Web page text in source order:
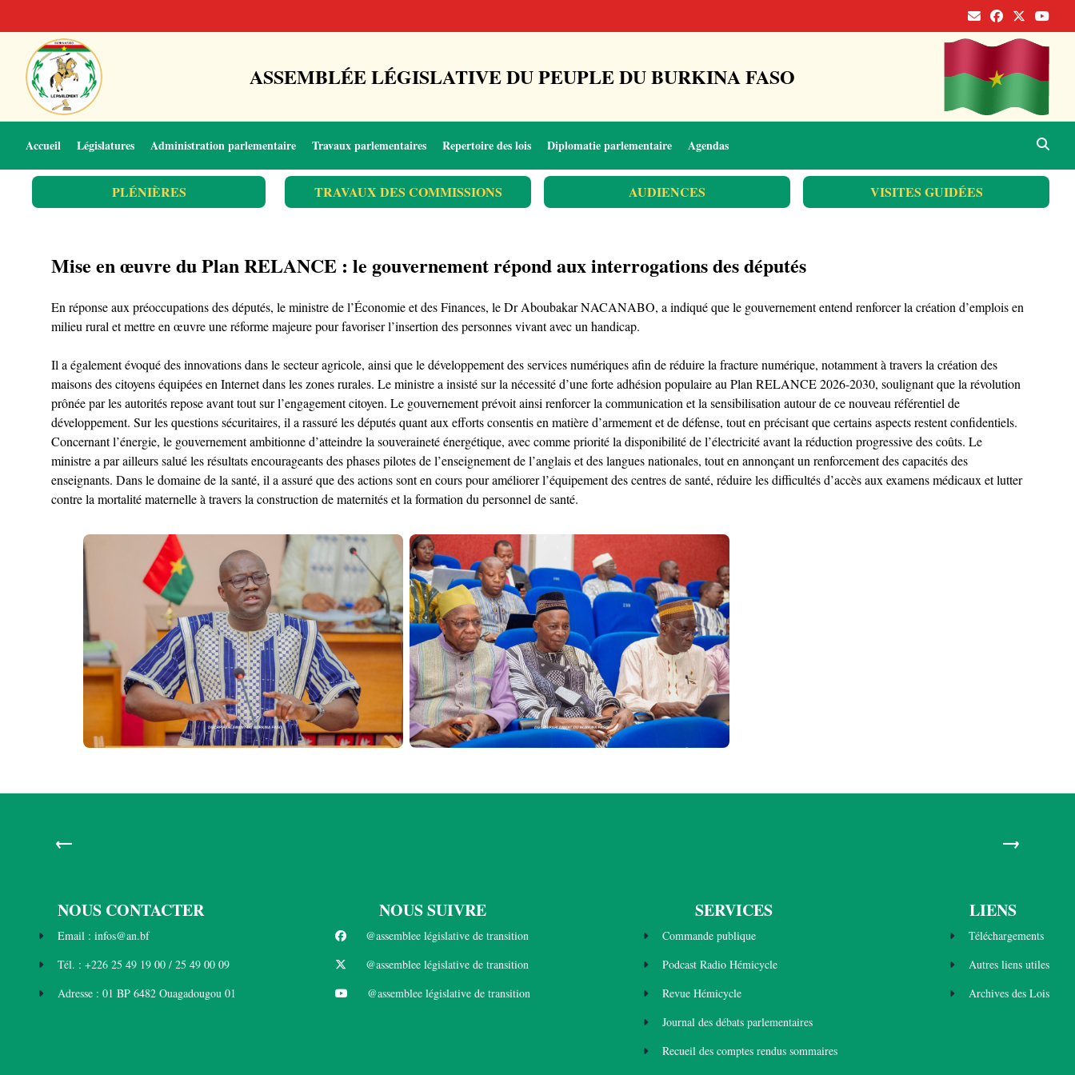
ASSEMBLÉE LÉGISLATIVE DU PEUPLE DU BURKINA FASO
Accueil Législatures Administration parlementaire Travaux parlementaires Repertoire des lois Diplomatie parlementaire Agendas
PLÉNIÈRES TRAVAUX DES COMMISSIONS AUDIENCES VISITES GUIDÉES
Mise en œuvre du Plan RELANCE : le gouvernement répond aux interrogations des députés
En réponse aux préoccupations des députés, le ministre de l’Économie et des Finances, le Dr Aboubakar NACANABO, a indiqué que le gouvernement entend renforcer la création d’emplois en
milieu rural et mettre en œuvre une réforme majeure pour favoriser l’insertion des personnes vivant avec un handicap.
Il a également évoqué des innovations dans le secteur agricole, ainsi que le développement des services numériques afin de réduire la fracture numérique, notamment à travers la création des
maisons des citoyens équipées en Internet dans les zones rurales. Le ministre a insisté sur la nécessité d’une forte adhésion populaire au Plan RELANCE 2026-2030, soulignant que la révolution
prônée par les autorités repose avant tout sur l’engagement citoyen. Le gouvernement prévoit ainsi renforcer la communication et la sensibilisation autour de ce nouveau référentiel de
développement. Sur les questions sécuritaires, il a rassuré les députés quant aux efforts consentis en matière d’armement et de défense, tout en précisant que certains aspects restent confidentiels.
Concernant l’énergie, le gouvernement ambitionne d’atteindre la souveraineté énergétique, avec comme priorité la disponibilité de l’électricité avant la réduction progressive des coûts. Le
ministre a par ailleurs salué les résultats encourageants des phases pilotes de l’enseignement de l’anglais et des langues nationales, tout en annonçant un renforcement des capacités des
enseignants. Dans le domaine de la santé, il a assuré que des actions sont en cours pour améliorer l’équipement des centres de santé, réduire les difficultés d’accès aux examens médicaux et lutter
contre la mortalité maternelle à travers la construction de maternités et la formation du personnel de santé.
← →
NOUS CONTACTER
Email : infos@an.bf
Tél. : +226 25 49 19 00 / 25 49 00 09
Adresse : 01 BP 6482 Ouagadougou 01
NOUS SUIVRE
@assemblee législative de transition
@assemblee législative de transition
@assemblee législative de transition
SERVICES
Commande publique
Podcast Radio Hémicycle
Revue Hémicycle
Journal des débats parlementaires
Recueil des comptes rendus sommaires
LIENS
Téléchargements
Autres liens utiles
Archives des Lois